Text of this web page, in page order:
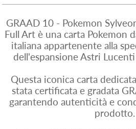
GRAAD 10 - Pokemon
Full Art è una carta Pokemon
italiana appartenente alla
dell'espansione Astri
Questa iconica carta
stata certificata e gradata
garantendo autenticità e
prodotto.